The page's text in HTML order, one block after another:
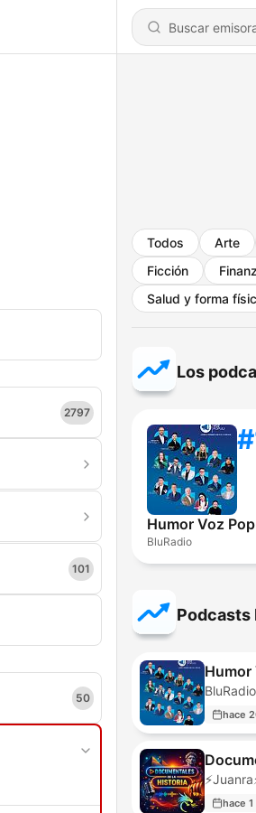
2797
101
50
Todos Arte
Ficción
Salud y forma
Los
Humor Voz
BluRadio
Podcasts
Humor
hace
hace